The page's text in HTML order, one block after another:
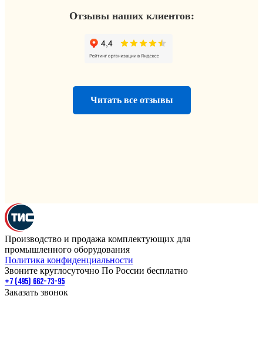
Отзывы наших клиентов:
Читать все отзывы
Производство и продажа комплектующих для
промышленного оборудования
Политика конфиденциальности
Звоните круглосуточно По России бесплатно
+7 (495) 662-73-95
Заказать звонок